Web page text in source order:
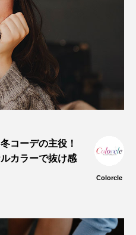
コーデの主役！
カラーで抜け感
Colorcle